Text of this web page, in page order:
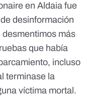
en Aldaia fue
desinformación
desmentimos más
que había
incluso
terminase la
víctima mortal.